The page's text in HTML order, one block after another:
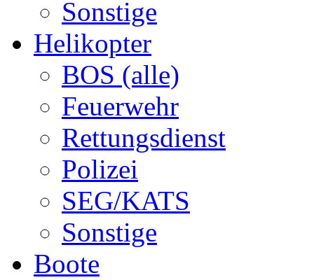
Sonstige
Helikopter
BOS (alle)
Feuerwehr
Rettungsdienst
Polizei
SEG/KATS
Sonstige
Boote